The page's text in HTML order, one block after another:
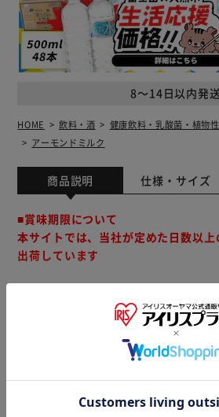
8～14日以内発
HOME 飲料・酒
健康飲料・乳酸菌・植物
アーモンドミルク
商品説明 仕様・サイズ
■賞味期限について
本サイトでは、当社が定めた日数以上
出荷しています
掛け払い(※ビジネス会員様のみ)での
予めご了承ください。
1日分のビタミンEと食物繊維、カル
ェア92％の日本NO.1ブランド
もっと見る